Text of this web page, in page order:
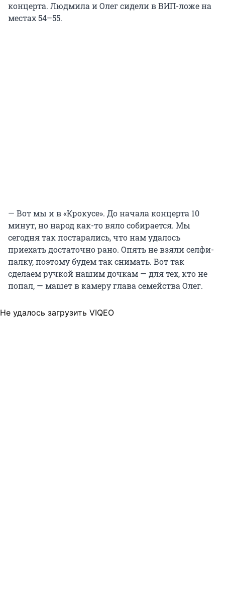
концерта. Людмила и Олег сидели в ВИП-ложе на
местах 54–55.
— Вот мы и в «Крокусе». До начала концерта 10
минут, но народ как-то вяло собирается. Мы
сегодня так постарались, что нам удалось
приехать достаточно рано. Опять не взяли селфи-
палку, поэтому будем так снимать. Вот так
сделаем ручкой нашим дочкам — для тех, кто не
попал, — машет в камеру глава семейства Олег.
Не удалось загрузить VIQEO